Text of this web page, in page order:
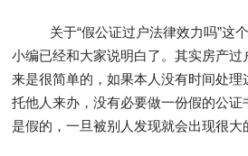
关于“假公证过户法律效力吗”这
小编已经和大家说明白了。其实房产过
来是很简单的，如果本人没有时间处
托他人来办，没有必要做一份假的公证
是假的，一旦被别人发现就会出现很大